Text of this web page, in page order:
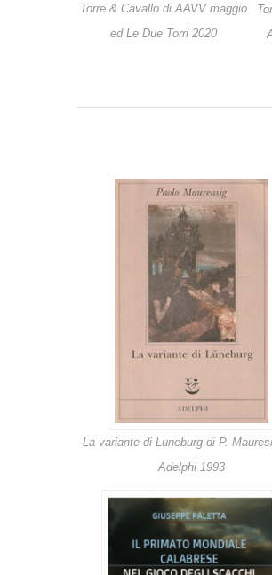
Torre & Cavallo di AAVV maggio
ed Le Due Torri 2020
La variante di Luneburg di P.
Adelphi 1993